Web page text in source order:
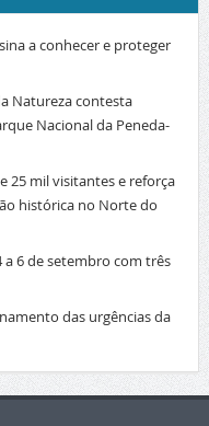
a conhecer e proteger
Natureza contesta
Nacional da Peneda-
25 mil visitantes e reforça
histórica no Norte do
a 6 de setembro com três
das urgências da